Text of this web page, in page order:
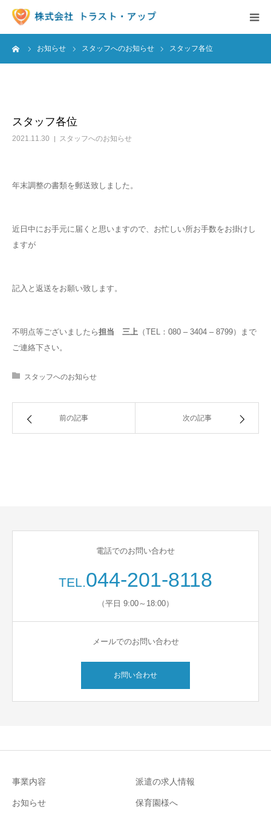
お知らせ スタッフへのお知らせ スタッフ各位
スタッフ各位
2021.11.30 スタッフへのお知らせ
年末調整の書類を郵送致しました。
近日中にお手元に届くと思いますので、お忙しい所お手数をお掛けし
ますが
記入と返送をお願い致します。
不明点等ございましたら担当 三上 （TEL：080 – 3404 – 8799）まで
ご連絡下さい。
スタッフへのお知らせ
前の記事 次の記事
電話でのお問い合わせ
TEL.044-201-8118
（平日 9:00～18:00）
メールでのお問い合わせ
お問い合わせ
事業内容 派遣の求人情報
お知らせ 保育園様へ
事業内容
お知らせ
会社概要
求人情報